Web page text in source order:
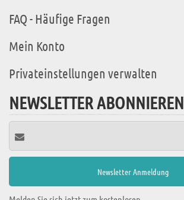
FAQ - Häufige Fragen
Mein Konto
Privateinstellungen verwalten
NEWSLETTER ABONNIEREN